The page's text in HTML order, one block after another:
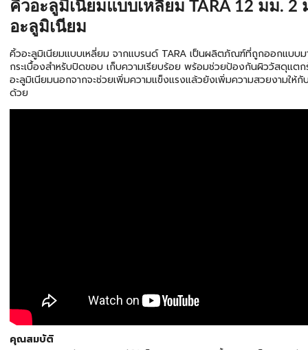
คิ้วอะลูมิเนียมแบบเหลี่ยม TARA 12 มม. 2
อะลูมิเนียม
คิ้วอะลูมิเนียมแบบเหลี่ยม จากแบรนด์ TARA เป็นผลิตภัณฑ์ที่ถูกออกแบบมา
กระเบื้องสำหรับปิดขอบ เก็บความเรียบร้อย พร้อมช่วยป้องกันผิววัสดุแต
อะลูมิเนียมนอกจากจะช่วยเพิ่มความแข็งแรงแล้วยังเพิ่มความสวยงามให้
ด้วย
คุณสมบัติ